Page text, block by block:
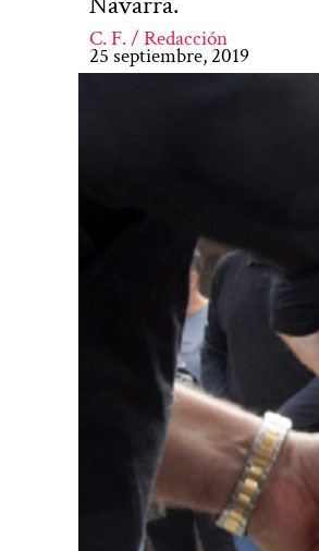
C. F. / Redacción
25 septiembre, 2019